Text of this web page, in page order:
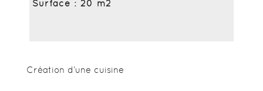
Surface : 20 m2
Création d’une cuisine